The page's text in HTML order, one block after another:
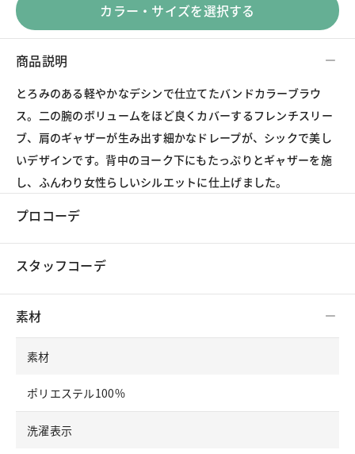
カラー・サイズを選択する
商品説明
とろみのある軽やかなデシンで仕立てたバンドカラーブラウ
ス。二の腕のボリュームをほど良くカバーするフレンチスリー
ブ、肩のギャザーが生み出す細かなドレープが、シックで美し
いデザインです。背中のヨーク下にもたっぷりとギャザーを施
し、ふんわり女性らしいシルエットに仕上げました。
プロコーデ
スタッフコーデ
素材
素材
ポリエステル100%
洗濯表示